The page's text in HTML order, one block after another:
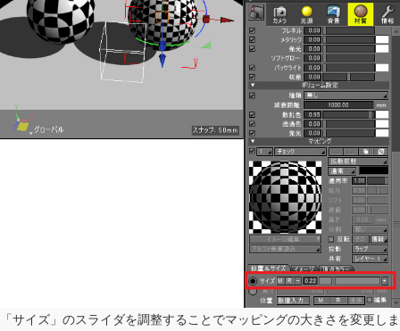
「サイズ」のスライダを調整することでマッピングの大きさを変更しま